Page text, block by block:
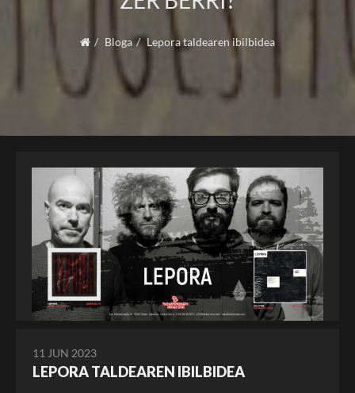
Bloga Lepora taldearen ibilbidea
11 JUN 2023
LEPORA TALDEAREN IBILBIDEA